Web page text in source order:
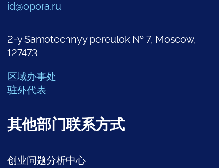
id@opora.ru
2-y Samotechnyy pereulok № 7, Moscow,
127473
区域办事处
驻外代表
其他部门联系方式
创业问题分析中心